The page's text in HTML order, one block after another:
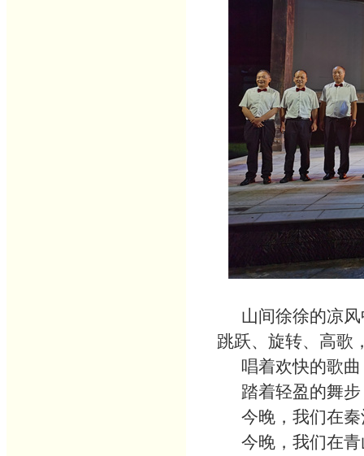
山间徐徐的凉风
跳跃、旋转、高歌
唱着欢快的歌曲
踏着轻盈的舞步
今晚，我们在秦
今晚，我们在青